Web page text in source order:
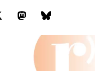
MastodonBluesky